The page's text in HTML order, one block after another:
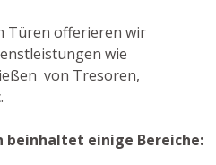
Türen offerieren wir
wie
von Tresoren,
beinhaltet einige Bereiche: